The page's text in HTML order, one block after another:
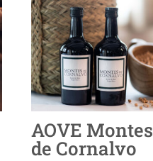
AOVE Montes
de Cornalvo